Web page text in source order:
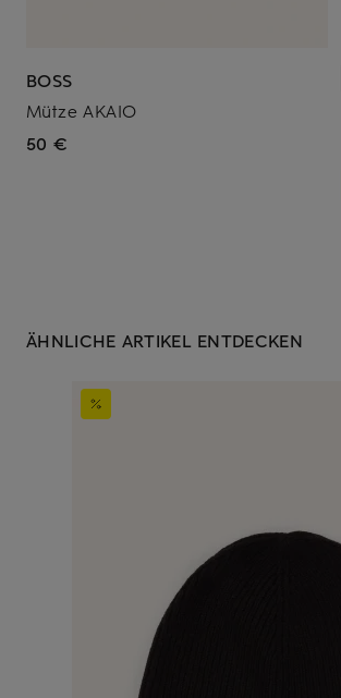
BOSS
Mütze AKAIO
50 €
ÄHNLICHE ARTIKEL ENTDECKEN